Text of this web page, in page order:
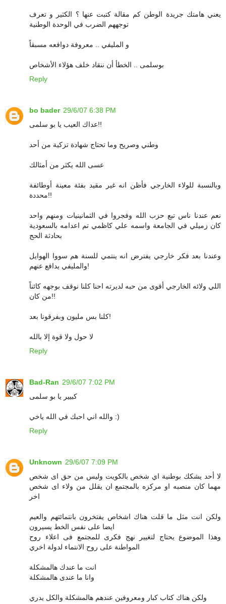
يعني هامتك جريدة الوطن كم مقالة كتبت عنها ؟ الكثير و تعرف
توجههم الضرب في الوحدة الوطنية
و المليفي .. معروفة دوافعه مسبقاً
بوسلمى .. الخطأ أن ننقاد خلف هؤلاء الأشخاص
Reply
bo bader 29/6/07 6:38 PM
عداك العيب يا بو سلمى!!
وطني وصريح وما تحتاج شهادة تزكية من أحد
عسى الله يكثر من أمثالك
وبالنسبة للولاء الخارجي فأظن انه غير مقيد بفئة معينة أوطائفة
محددة!!
نعم عندنا ناس تبع حزب الله وفجروا في الثمانينيات ومنهم واحد
كان زميلي في الجامعة واسمه علي كاظمي تم اعدامه بالسعودية
بحادثة الحج
وعندنا بعد فكر خارجي يفترض انه ينتمي للسنة هم سووا الهوايل
والمليفي يدافع عنهم!
اللي ولائه الخارجي أقوى من حبه لديرته احنا كلنا نوقف بوجهه كائناً
من كان!!
كلنا بس مليون وبفرقونا بعد!
لا حول ولا قوة إلا بالله
Reply
Bad-Ran 29/6/07 7:02 PM
كبيير يا بو سلمى
والله اني احبك في الله ياخي :)
Reply
Unknown 29/6/07 7:09 PM
لا أحد يشكك بوطنية اي شخص بالكويت وليس من حق اى شخص
مهما كان منصبه او مركزه بالمجتمع ان يقلل من ولاء اى شخص
اخر
ولكن انت مثل ما قلت هناك اشخاص يفتخرون بانتمائتهم والعيم
ايضا على نفس الخط يسيرون
وهذا الموضوع يحتاج لتغيير نهج فكرى للمجتمع فى اعلاء روح
المواطنة على روح الانتماء لدولة اخري
انت ما عندك هالمشكلة
وانا ما عندى هالمشكلة
ولكن هناك كتاب كبار ومعروفين عندهم هالمشكلة والكل يدري